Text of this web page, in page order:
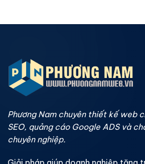
Phương Nam chuyên thiết kế web
SEO, quảng cáo Google ADS và
chuyên nghiệp.